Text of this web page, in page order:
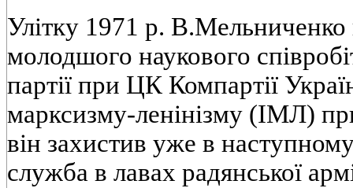
Улiтку 1971 р.
молодшого наукового
партiї при ЦК Компартiї
марксизму-ленiнiзму (IМЛ)
вiн захистив уже в
служба в лавах радянської